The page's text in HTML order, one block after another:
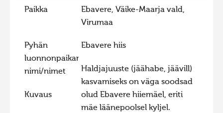
Liikkuvat kuvat 2022
Liikkuvat kuvat 2021
Hiite kuvavõistlus 2020
Liikkuvat kuvat 2020
Paikka
Ebavere, Väike-Maarja vald,
Virumaa
Pyhän
luonnonpaikan
nimi/nimet
Ebavere hiis
Kuvaus
Haldjajuuste (jäähabe, jäävill)
kasvamiseks on väga soodsad
olud Ebavere hiiemäel, eriti
mäe läänepoolsel kyljel.